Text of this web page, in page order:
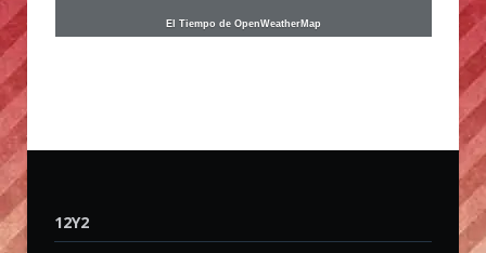
El Tiempo de OpenWeatherMap
12Y2